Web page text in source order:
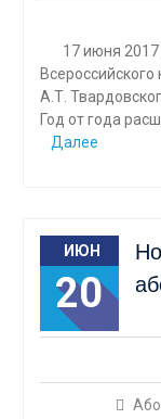
17 июня 2017
Всероссийского
А.Т.
Год от года
Далее
ИЮН
20